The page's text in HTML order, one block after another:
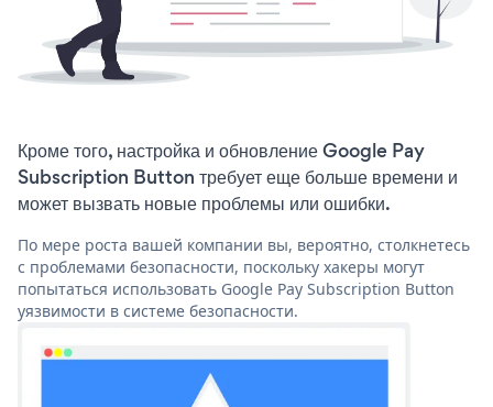
Кроме того, настройка и обновление Google Pay
Subscription Button требует еще больше времени и
может вызвать новые проблемы или ошибки.
По мере роста вашей компании вы, вероятно, столкнетесь
с проблемами безопасности, поскольку хакеры могут
попытаться использовать Google Pay Subscription Button
уязвимости в системе безопасности.